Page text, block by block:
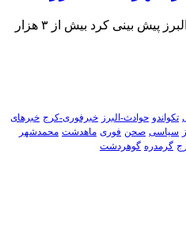
مدیر جهاد کشاورزی شهرستان البرز پیش بینی کرد بیش از ۳ هزار
تکواندو حوادث-البرز خبرفوری-کرج خبرهای
سیاسی صحن فوری ماهدشت محمدشهر
گرمدره گوهردشت